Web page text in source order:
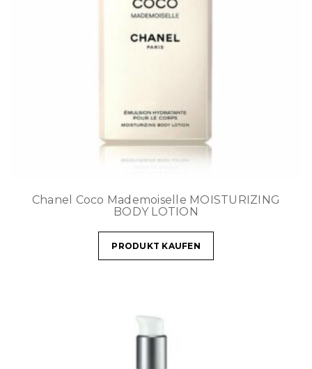
Chanel Coco Mademoiselle MOISTURIZING
BODY LOTION
PRODUKT KAUFEN